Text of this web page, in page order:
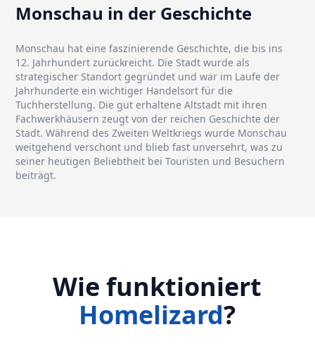
Monschau in der Geschichte
Monschau hat eine faszinierende Geschichte, die bis ins
12. Jahrhundert zurückreicht. Die Stadt wurde als
strategischer Standort gegründet und war im Laufe der
Jahrhunderte ein wichtiger Handelsort für die
Tuchherstellung. Die gut erhaltene Altstadt mit ihren
Fachwerkhäusern zeugt von der reichen Geschichte der
Stadt. Während des Zweiten Weltkriegs wurde Monschau
weitgehend verschont und blieb fast unversehrt, was zu
seiner heutigen Beliebtheit bei Touristen und Besuchern
beiträgt.
Wie funktioniert
Homelizard?